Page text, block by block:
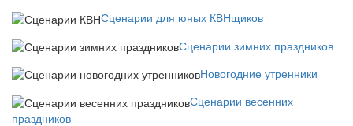
Сценарии для юных КВНщиков
Сценарии зимних праздников
Новогодние утренники
Сценарии весенних
праздников